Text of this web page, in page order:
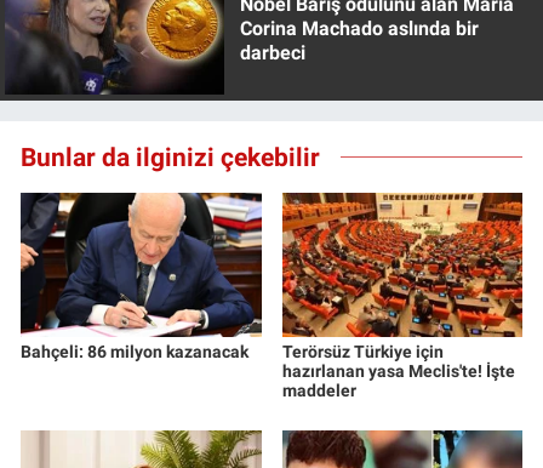
Corina Machado aslında bir
darbeci
Bunlar da ilginizi çekebilir
Bahçeli: 86 milyon kazanacak
Terörsüz Türkiye için
hazırlanan yasa Meclis'te! İşte
maddeler